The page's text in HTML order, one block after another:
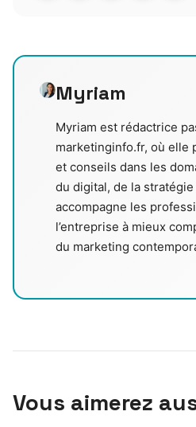
Myriam
Myriam est rédactrice
marketinginfo.fr, où elle
et conseils dans les
du digital, de la
accompagne les
l’entreprise à mieux
du marketing
Vous aimerez